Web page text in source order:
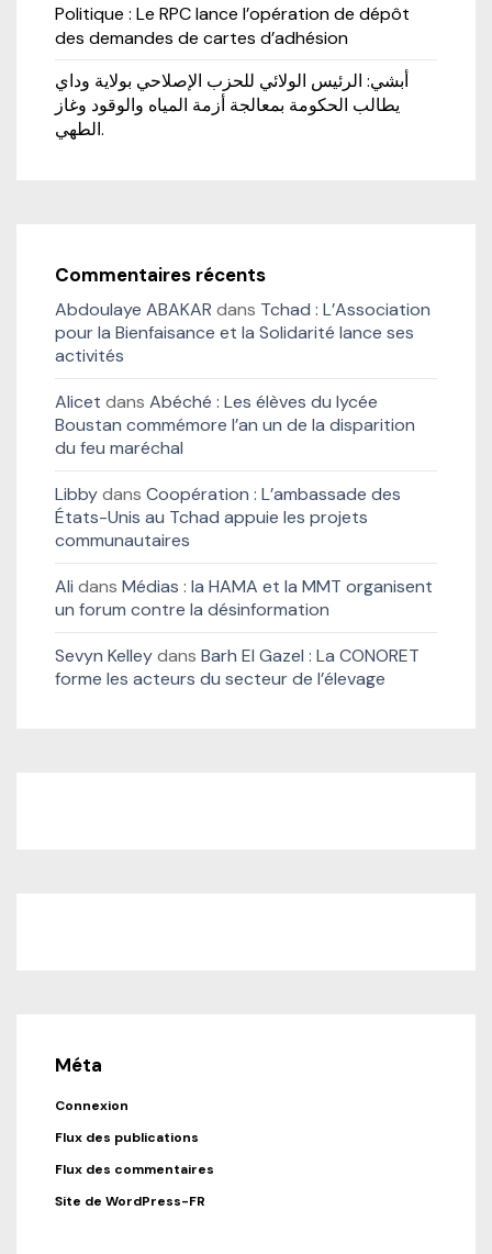
Politique : Le RPC lance l’opération de dépôt
des demandes de cartes d’adhésion
أبشي: الرئيس الولائي للحزب الإصلاحي بولاية وداي
يطالب الحكومة بمعالجة أزمة المياه والوقود وغاز
الطهي.
Commentaires récents
Abdoulaye ABAKAR dans Tchad : L’Association
pour la Bienfaisance et la Solidarité lance ses
activités
Alicet dans Abéché : Les élèves du lycée
Boustan commémore l’an un de la disparition
du feu maréchal
Libbydans Coopération : L’ambassade des
États-Unis au Tchad appuie les projets
communautaires
Ali dans Médias : la HAMA et la MMT organisent
un forum contre la désinformation
Sevyn Kelleydans Barh El Gazel : La CONORET
forme les acteurs du secteur de l’élevage
Méta
Connexion
Flux des publications
Flux des commentaires
Site de WordPress-FR